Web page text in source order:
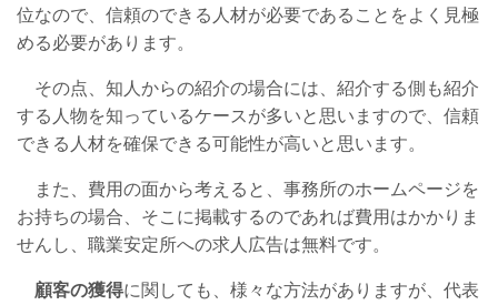
位なので、信頼のできる人材が必要であることをよく見極
める必要があります。
その点、知人からの紹介の場合には、紹介する側も紹介
する人物を知っているケースが多いと思いますので、信頼
できる人材を確保できる可能性が高いと思います。
また、費用の面から考えると、事務所のホームページを
お持ちの場合、そこに掲載するのであれば費用はかかりま
せんし、職業安定所への求人広告は無料です。
顧客の獲得に関しても、様々な方法がありますが、代表